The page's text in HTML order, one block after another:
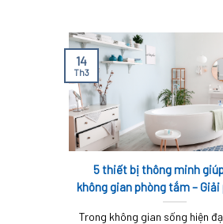
5 thiết bị thông minh
không gian phòng tắm –
đại cho cuộc sống tiện
Trong không gian sống hiện
14
Th3